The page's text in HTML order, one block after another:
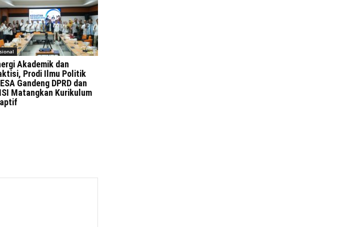
Akademik dan
Prodi Ilmu Politik
Gandeng DPRD dan
Matangkan Kurikulum